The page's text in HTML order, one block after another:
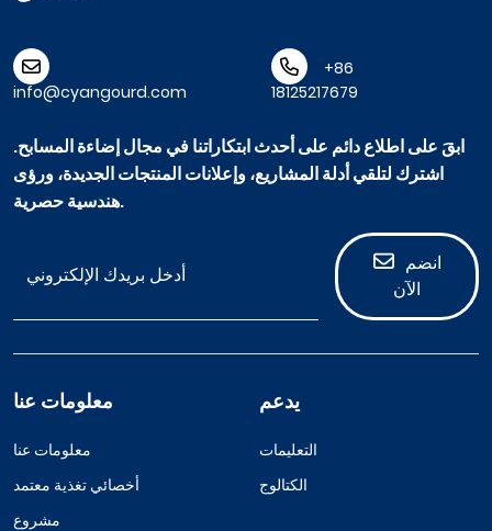
info@cyangourd.com
+86
18125217679
ابقَ على اطلاع دائم على أحدث ابتكاراتنا في مجال إضاءة المسابح.
اشترك لتلقي أدلة المشاريع، وإعلانات المنتجات الجديدة، ورؤى
هندسية حصرية.
انضم
الآن
معلومات عنا
معلومات عنا
أخصائي تغذية معتمد
مشروع
يدعم
التعليمات
الكتالوج